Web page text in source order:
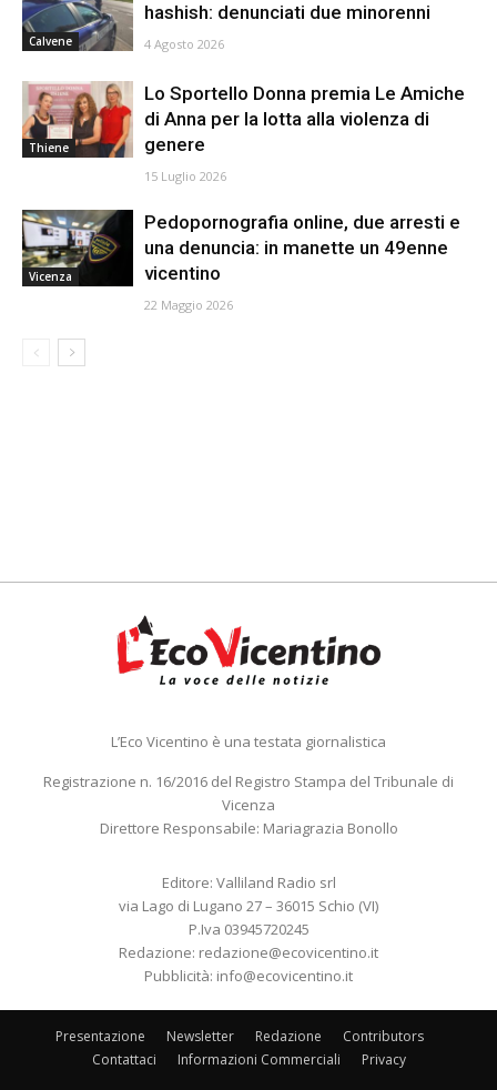
Calvene
hashish: denunciati due minorenni
4 Agosto 2026
Thiene
Lo Sportello Donna premia Le Amiche
di Anna per la lotta alla violenza di
genere
15 Luglio 2026
Vicenza
Pedopornografia online, due arresti e
una denuncia: in manette un 49enne
vicentino
22 Maggio 2026
L’Eco Vicentino è una testata giornalistica
Registrazione n. 16/2016 del Registro Stampa del Tribunale di
Vicenza
Direttore Responsabile: Mariagrazia Bonollo
Editore: Valliland Radio srl
via Lago di Lugano 27 – 36015 Schio (VI)
P.Iva 03945720245
Redazione: redazione@ecovicentino.it
Pubblicità: info@ecovicentino.it
Presentazione Newsletter Redazione
Contributors
Contattaci
Informazioni Commerciali Privacy